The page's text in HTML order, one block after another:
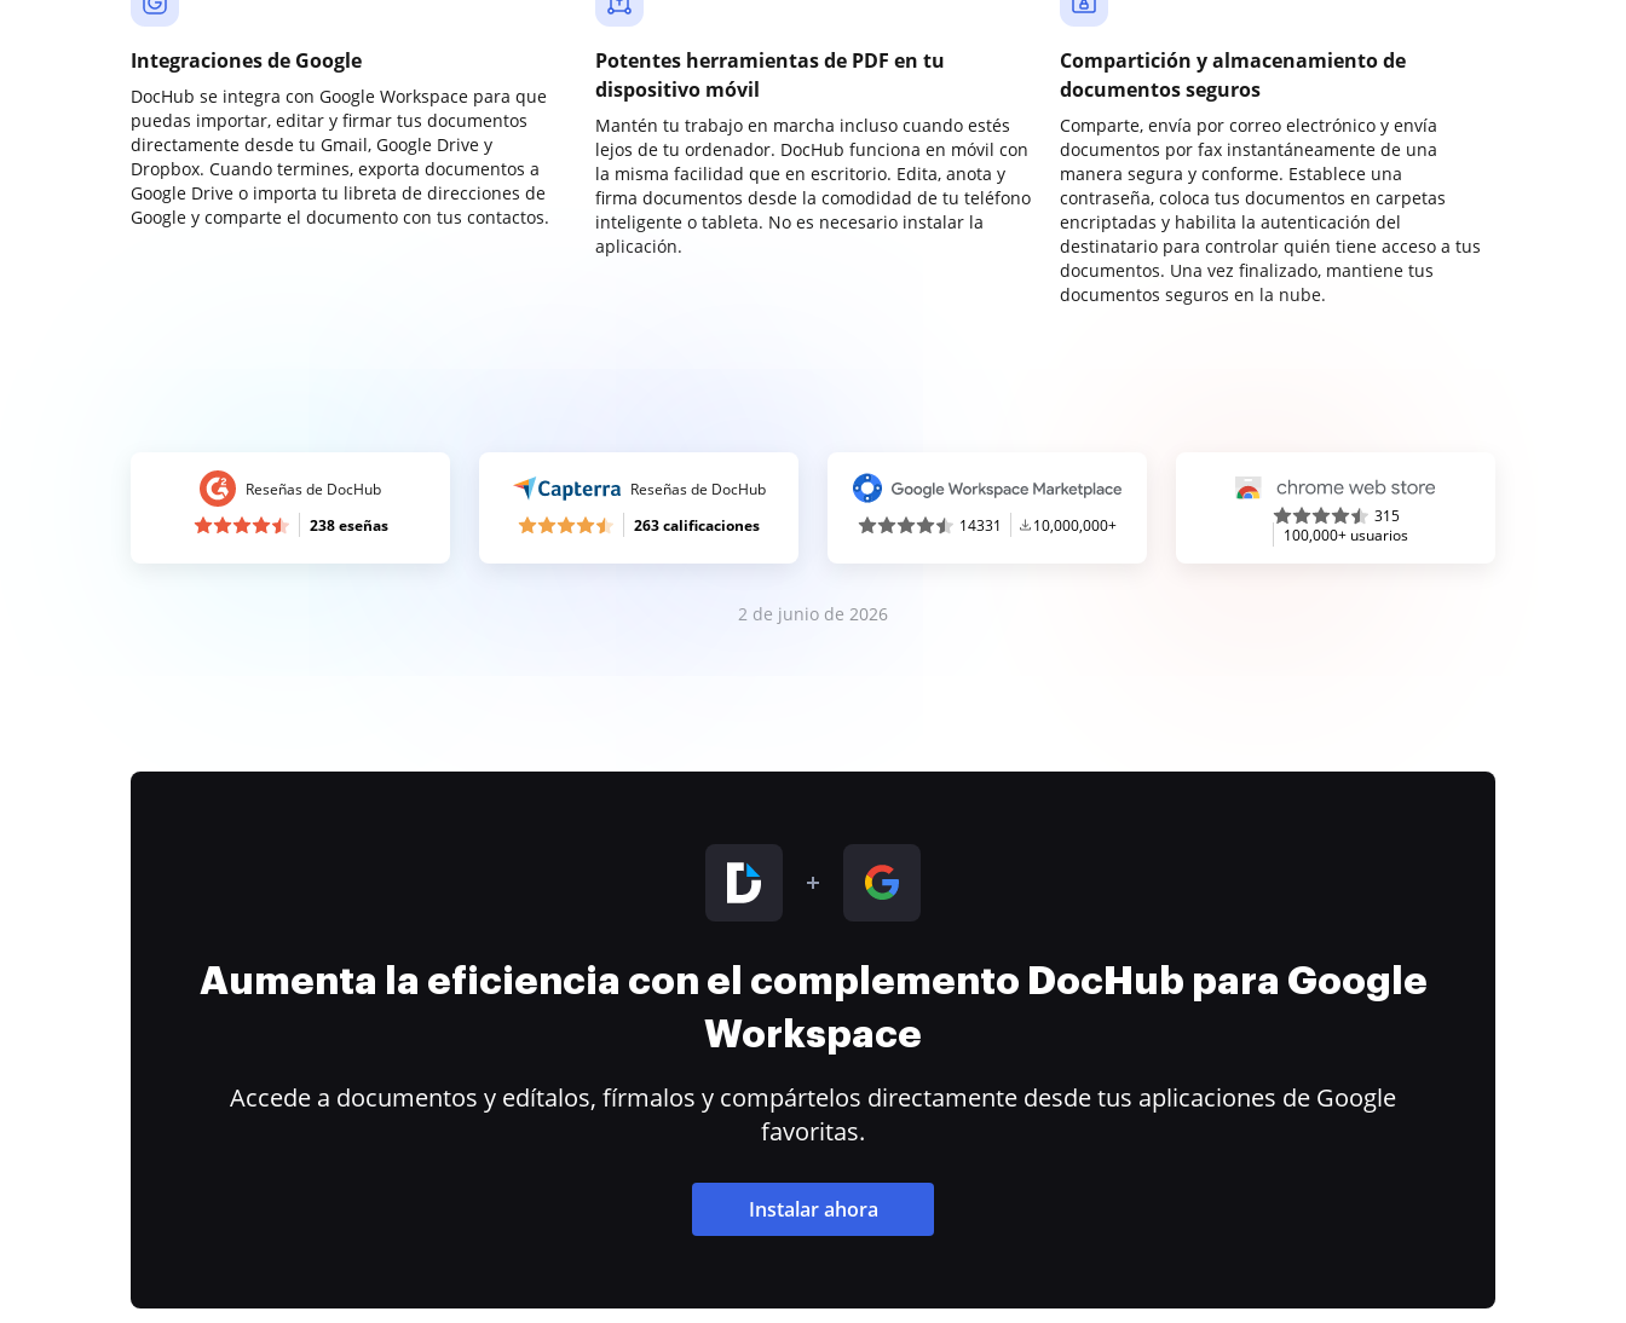
Integraciones de Google
DocHub se integra con Google Workspace para que
puedas importar, editar y firmar tus documentos
directamente desde tu Gmail, Google Drive y
Dropbox. Cuando termines, exporta documentos a
Google Drive o importa tu libreta de direcciones de
Google y comparte el documento con tus contactos.
Potentes herramientas de PDF en tu
dispositivo móvil
Mantén tu trabajo en marcha incluso cuando estés
lejos de tu ordenador. DocHub funciona en móvil con
la misma facilidad que en escritorio. Edita, anota y
firma documentos desde la comodidad de tu teléfono
inteligente o tableta. No es necesario instalar la
aplicación.
Compartición y almacenamiento de
documentos seguros
Comparte, envía por correo electrónico y envía
documentos por fax instantáneamente de una
manera segura y conforme. Establece una
contraseña, coloca tus documentos en carpetas
encriptadas y habilita la autenticación del
destinatario para controlar quién tiene acceso a tus
documentos. Una vez finalizado, mantiene tus
documentos seguros en la nube.
Reseñas de DocHub
238 eseñas
Reseñas de DocHub
263 calificaciones
14331 10,000,000+
315
100,000+ usuarios
2 de junio de 2026
Aumenta la eficiencia con el complemento DocHub para Google
Workspace
Accede a documentos y edítalos, fírmalos y compártelos directamente desde tus aplicaciones de Google
favoritas.
Instalar ahora